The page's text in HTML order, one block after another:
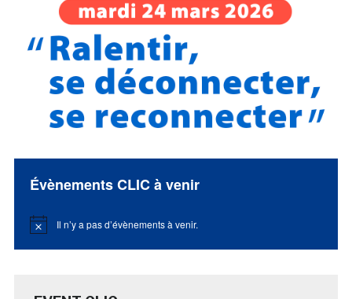
Évènements CLIC à venir
Notice Il n’y a pas d’évènements à venir.